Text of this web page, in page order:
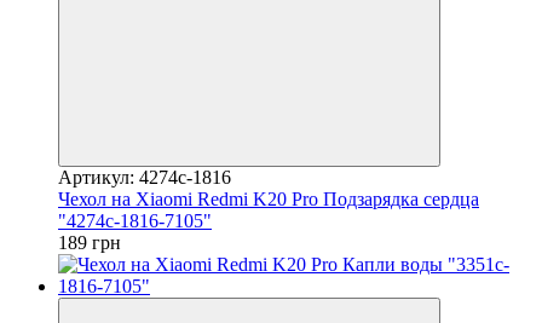
Артикул: 4274c-1816
Чехол на Xiaomi Redmi K20 Pro Подзарядка сердца
"4274c-1816-7105"
189 грн